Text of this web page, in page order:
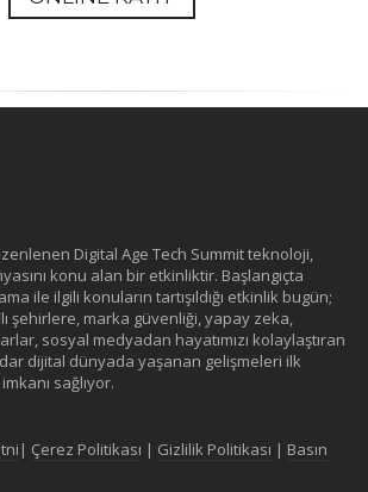
Digital Age Tech Summit teknoloji,
konu alan bir etkinliktir. Başlangıçta
ile ilgili konuların tartışıldığı etkinlik bugün;
şehirlere, marka güvenliği, yapay zeka,
sosyal medyadan hayatımızı kolaylaştıran
dijital dünyada yaşanan gelişmeleri ilk
sağlıyor.
| Çerez Politikası | Gizlilik Politikası | Basın